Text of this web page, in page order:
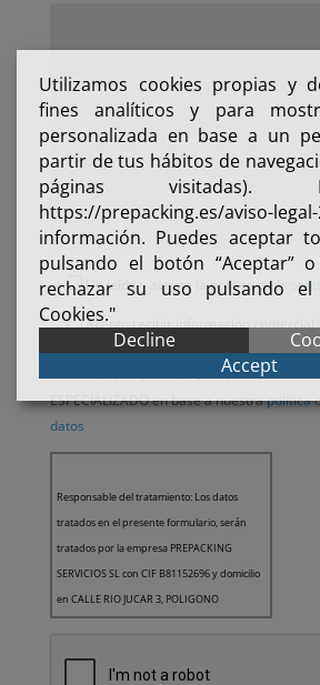
He leído y acepto la política de
Acepto recibir información comercial
promociones de nuestra empresa
vinculada con el sector LOGISTICA Y
ESPECIALIZADO en base a nuestrapolítica
datos
Responsable del tratamiento: Los datos
tratados en el presente formulario, serán
tratados por la empresa PREPACKING
SERVICIOS SL con CIF B81152696 y domicilio
en CALLE RIO JUCAR 3, POLIGONO
de los datos.
Utilizamos cookies propias y
fines analíticos y para
personalizada en base a un
partir de tus hábitos de
páginas visitadas).
https://prepacking.es/aviso-
información. Puedes aceptar
pulsando el botón “Aceptar”
rechazar su uso pulsando el
Cookies."
Decline
Accept